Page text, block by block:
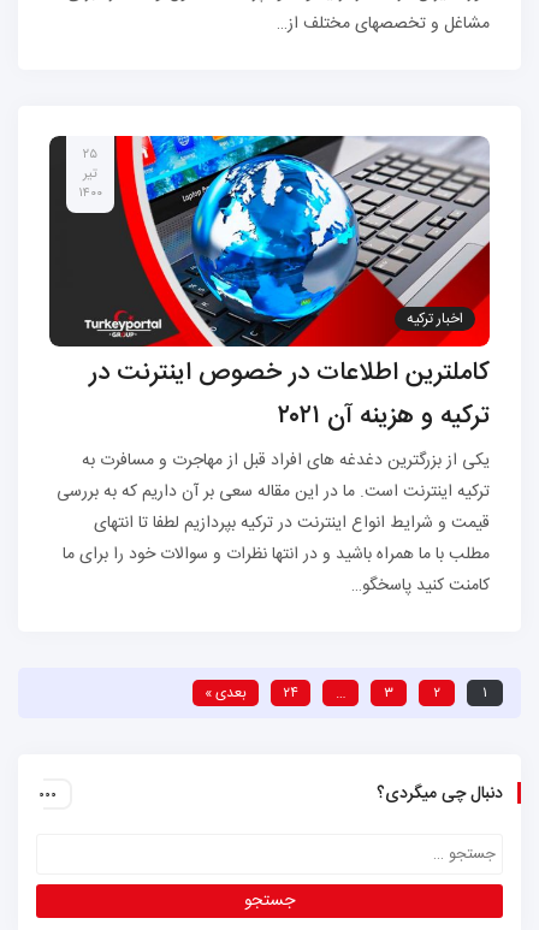
مشاغل و تخصصهای مختلف از…
۲۵
تیر
۱۴۰۰
اخبار ترکیه
کاملترین اطلاعات در خصوص اینترنت در
ترکیه و هزینه آن ۲۰۲۱
یکی از بزرگترین دغدغه های افراد قبل از مهاجرت و مسافرت به
ترکیه اینترنت است. ما در این مقاله سعی بر آن داریم که به بررسی
قیمت و شرایط انواع اینترنت در ترکیه بپردازیم لطفا تا انتهای
مطلب با ما همراه باشید و در انتها نظرات و سوالات خود را برای ما
کامنت کنید پاسخگو…
۱ ۲ ۳ … ۲۴ بعدی »
دنبال چی میگردی؟